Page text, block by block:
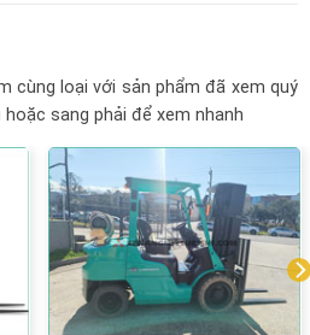
cùng loại với sản phẩm đã xem quý
sang phải để xem nhanh